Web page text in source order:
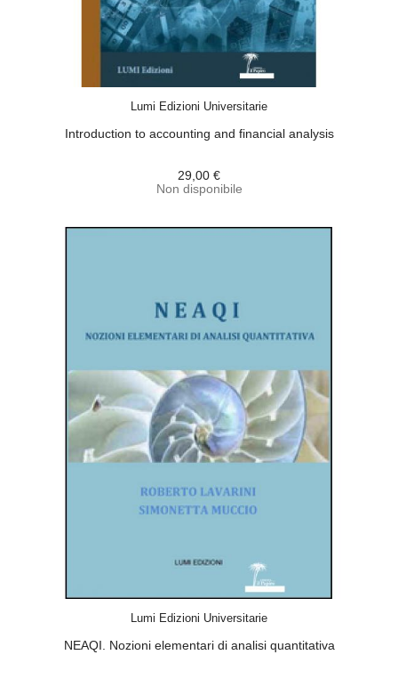
Lumi Edizioni Universitarie
Introduction to accounting and financial analysis
29,00 €
Non disponibile
Lumi Edizioni Universitarie
NEAQI. Nozioni elementari di analisi quantitativa